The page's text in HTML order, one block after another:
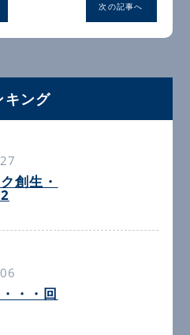
次の記事へ
キング
創生・
・・回